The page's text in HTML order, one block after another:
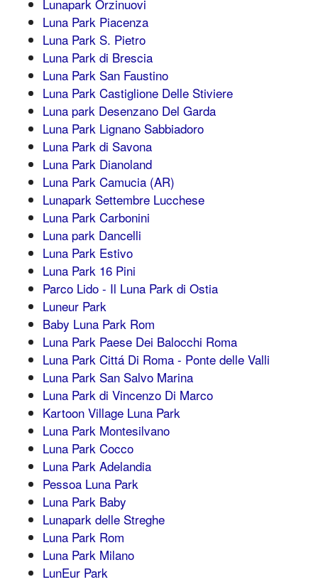
Lunapark Orzinuovi
Luna Park Piacenza
Luna Park S. Pietro
Luna Park di Brescia
Luna Park San Faustino
Luna Park Castiglione Delle Stiviere
Luna park Desenzano Del Garda
Luna Park Lignano Sabbiadoro
Luna Park di Savona
Luna Park Dianoland
Luna Park Camucia (AR)
Lunapark Settembre Lucchese
Luna Park Carbonini
Luna park Dancelli
Luna Park Estivo
Luna Park 16 Pini
Parco Lido - Il Luna Park di Ostia
Luneur Park
Baby Luna Park Rom
Luna Park Paese Dei Balocchi Roma
Luna Park Cittá Di Roma - Ponte delle Valli
Luna Park San Salvo Marina
Luna Park di Vincenzo Di Marco
Kartoon Village Luna Park
Luna Park Montesilvano
Luna Park Cocco
Luna Park Adelandia
Pessoa Luna Park
Luna Park Baby
Lunapark delle Streghe
Luna Park Rom
Luna Park Milano
LunEur Park